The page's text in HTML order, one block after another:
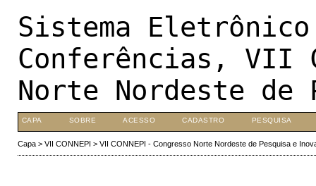
Sistema
Conferências, VII
Norte Nordeste de
CAPA SOBRE ACESSO CADASTRO PESQUISA
Capa> VII CONNEPI > VII CONNEPI - Congresso Norte Nordeste de Pesquisa e